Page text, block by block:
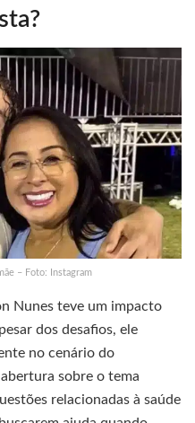
– Foto: Instagram
Nunes teve um impacto
dos desafios, ele
no cenário do
sobre o tema
relacionadas à saúde